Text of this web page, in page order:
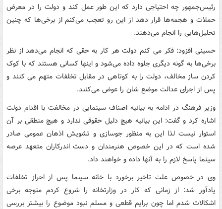
رئیس‌جمهور چه احتیاجی دارد که این طور عمل کند و دولت را در معرض
حملات و هجمه‌ها قرار دهد از این رو تعجب می‌کنم از برخی‌ها که چنین
تحلیل‌هایی را انجام می‌دهند.
حسینی افزود: فکر می کنم دولت هر کار به حقی که انجام می‌دهد از نظر
برخی‌ها به گونه دیگری جلوه داده می‌شود و اینها کسانی هستند که با کوک
کردن ساز مخالف، دولت را به کوتاهی در مقابل تخلفات متهم می کنند و
پس از اجرای عدالت موضع شان را عوض می‌کنند.
وزیر فرهنگ در ادامه به بیانیه اصناف سینمایی در مخالفت با اقدام دولت
اشاره کرد و گفت: این بیانیه هیچ دلیل حقوقی ندارد و هیچ منطقی بر آن
استوار نیست لذا این به منظور جوسازی و تشویش اذهان عمومی صادر
شده است که در این خصوص هنرمندان و دست اندرکاران متعهد عرصه
سینما پاسخ لازم را به آنها داده و خواهند داد.
وی در خصوص علت تاخیر برخورد با خانه سینما پس از احراز تخلفات
یادآور شد: از زمانی که کار در وزارتخانه را شروع کردم متوجه برخی
اشکالات شدم اما چون برایم قطعی و مسلم نبود موضوع را بیشتر بررسی